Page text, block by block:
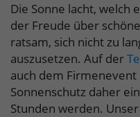
Die Sonne lacht, welch
der Freude über
ratsam, sich nicht zu
auszusetzen. Auf der
auch dem
Sonnenschutz daher
Stunden werden.